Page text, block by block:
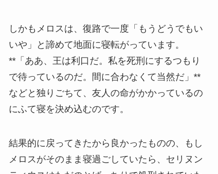
しかもメロスは、復路で一度「もうどうでもい
いや」と諦めて地面に寝転がっています。
**「ああ、王は利口だ。私を死刑にするつもり
で待っているのだ。間に合わなくて当然だ」**
などと独りごちて、友人の命がかかっているの
にふて寝を決め込むのです。
結果的に戻ってきたから良かったものの、もし
メロスがそのまま寝過ごしていたら、セリヌン